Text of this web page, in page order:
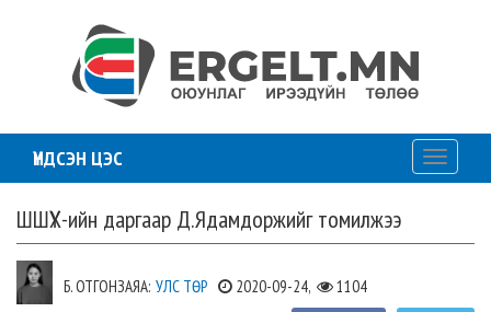
ҮНДСЭН ЦЭС
Toggle
ШШҮХ-ийн даргаар Д.Ядамдоржийг томилжээ
Б. ОТГОНЗАЯА: УЛС ТӨР 2020-09-24, 1104